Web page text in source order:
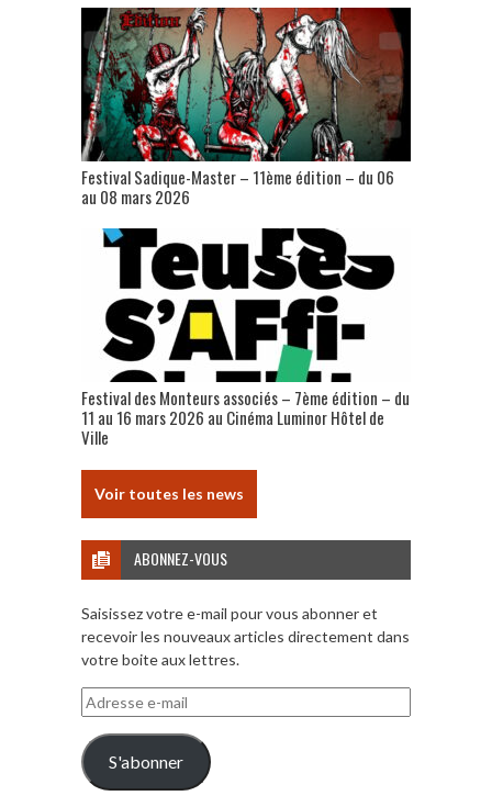
Festival Sadique-Master – 11ème édition – du 06
au 08 mars 2026
Festival des Monteurs associés – 7ème édition – du
11 au 16 mars 2026 au Cinéma Luminor Hôtel de
Ville
Voir toutes les news
ABONNEZ-VOUS
Saisissez votre e-mail pour vous abonner et
recevoir les nouveaux articles directement dans
votre boite aux lettres.
Adresse
e-
mail
S'abonner